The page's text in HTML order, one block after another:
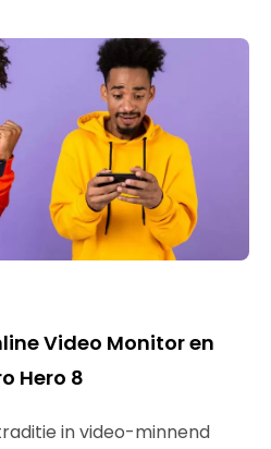
Video Monitor en
Hero 8
in video-minnend